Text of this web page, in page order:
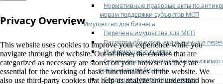
Нормативные правовые акты по
мерам поддержки субъектов МСП
Имущество для бизнеса
Перечень имущества для МСП
Паспорта объектов, включенных в
Информация о льготах
Сведения о коммерческой
предлагаемой бизнесу
Сведения о проводимых торгах
Privacy Overview
This website uses cookies to improve your experience while you
navigate through the website. Out of these, the cookies that are
categorized as necessary are stored on your browser as they are
essential for the working of basic functionalities of the website. We
also use third-party cookies that help us analyze and understand how